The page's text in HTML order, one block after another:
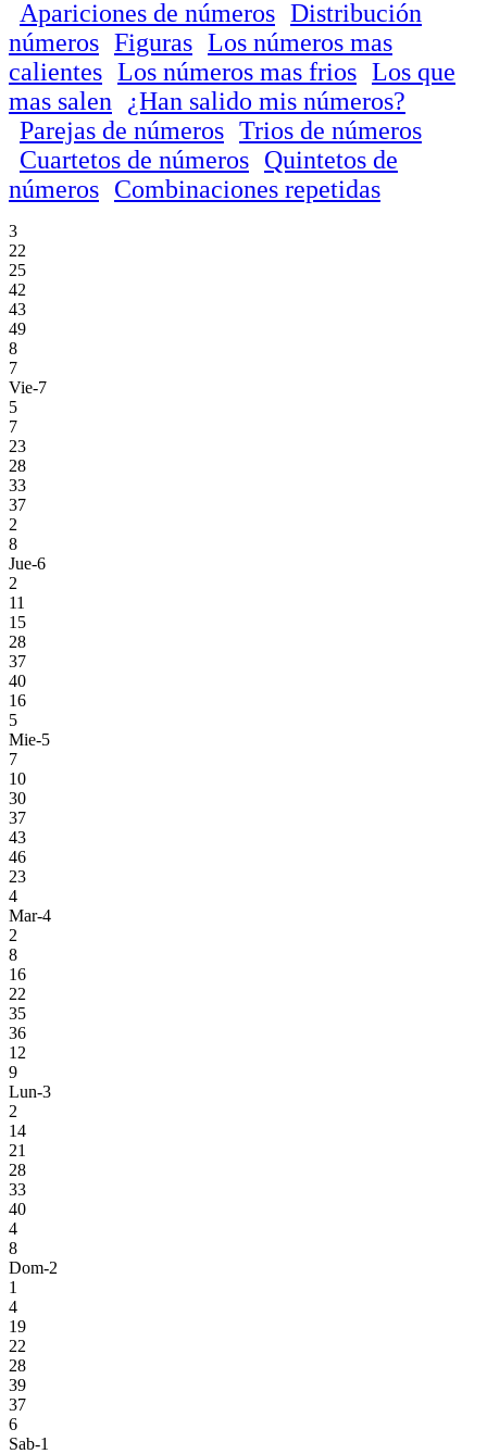
Apariciones de números Distribución
números Figuras Los números mas
calientes Los números mas frios Los que
mas salen
¿Han salido mis números?
Parejas de números Trios de números
Cuartetos de números Quintetos de
números Combinaciones repetidas
3
22
25
42
43
49
8
7
Vie-7
5
7
23
28
33
37
2
8
Jue-6
2
11
15
28
37
40
16
5
Mie-5
7
10
30
37
43
46
23
4
Mar-4
2
8
16
22
35
36
12
9
Lun-3
2
14
21
28
33
40
4
8
Dom-2
1
4
19
22
28
39
37
6
Sab-1